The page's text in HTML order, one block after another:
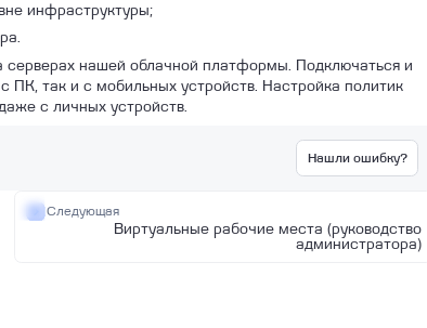
инфраструктуры;
нашей облачной платформы. Подключаться и
так и с мобильных устройств. Настройка политик
с личных устройств.
Нашли ошибку?
Следующая
Виртуальные рабочие места (руководство
администратора)